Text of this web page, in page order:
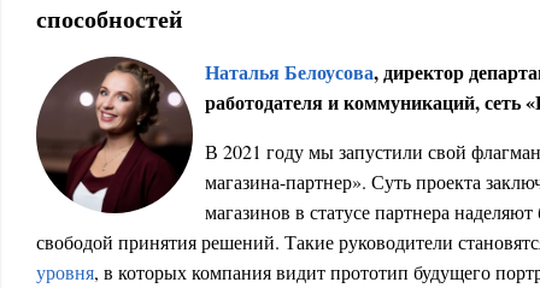
способностей
Наталья Белоусова, директор
работодателя и коммуникаций, сеть
В 2021 году мы запустили свой
магазина-партнер». Суть проекта
магазинов в статусе партнера
свободой принятия решений. Такие руководители
уровня, в которых компания видит прототип будущего